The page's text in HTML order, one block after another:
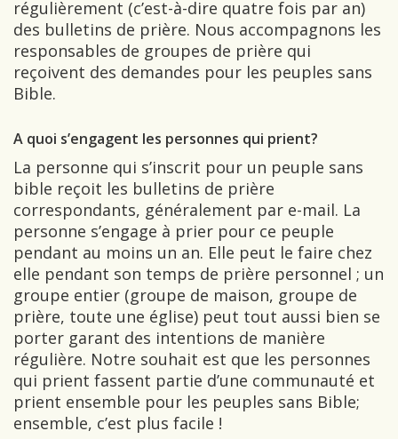
régulièrement (c’est-à-dire quatre fois par an)
des bulletins de prière. Nous accompagnons les
responsables de groupes de prière qui
reçoivent des demandes pour les peuples sans
Bible.
A quoi s’engagent les personnes qui prient?
La personne qui s’inscrit pour un peuple sans
bible reçoit les bulletins de prière
correspondants, généralement par e-mail. La
personne s’engage à prier pour ce peuple
pendant au moins un an. Elle peut le faire chez
elle pendant son temps de prière personnel ; un
groupe entier (groupe de maison, groupe de
prière, toute une église) peut tout aussi bien se
porter garant des intentions de manière
régulière. Notre souhait est que les personnes
qui prient fassent partie d’une communauté et
prient ensemble pour les peuples sans Bible;
ensemble, c’est plus facile !